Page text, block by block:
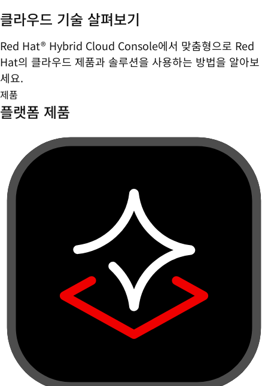
클라우드 기술 살펴보기
Red Hat® Hybrid Cloud Console에서 맞춤형으로 Red
Hat의 클라우드 제품과 솔루션을 사용하는 방법을 알아보
세요.
제품
플랫폼 제품